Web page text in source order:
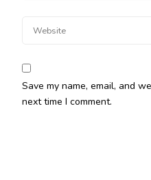
Save my name, email, and
next time I comment.